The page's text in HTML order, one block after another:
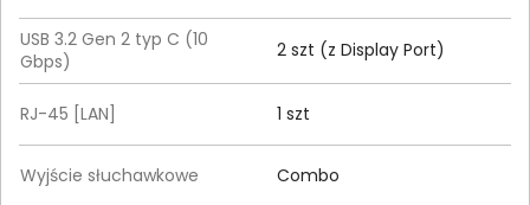
USB 3.2 Gen 2 typ C (10
Gbps)
2 szt (z Display Port)
RJ-45 [LAN] 1 szt
Wyjście słuchawkowe Combo